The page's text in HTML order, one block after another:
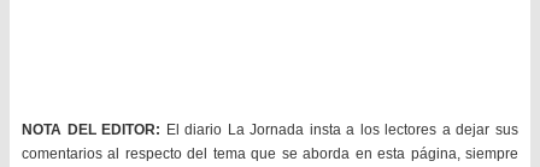
NOTA DEL EDITOR: El diario La Jornada insta a los lectores a dejar sus
comentarios al respecto del tema que se aborda en esta página, siempre